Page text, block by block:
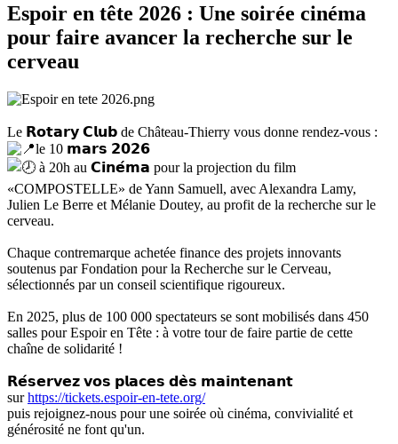
Espoir en tête 2026 : Une soirée cinéma
pour faire avancer la recherche sur le
cerveau
Le 𝗥𝗼𝘁𝗮𝗿𝘆 𝗖𝗹𝘂𝗯 de Château-Thierry vous donne rendez-vous :
le 10 𝗺𝗮𝗿𝘀 𝟮𝟬𝟮𝟲
à 20h au 𝗖𝗶𝗻𝗲́𝗺𝗮 pour la projection du film
«COMPOSTELLE» de Yann Samuell, avec Alexandra Lamy,
Julien Le Berre et Mélanie Doutey, au profit de la recherche sur le
cerveau.
Chaque contremarque achetée finance des projets innovants
soutenus par Fondation pour la Recherche sur le Cerveau,
sélectionnés par un conseil scientifique rigoureux.
En 2025, plus de 100 000 spectateurs se sont mobilisés dans 450
salles pour Espoir en Tête : à votre tour de faire partie de cette
chaîne de solidarité !
𝗥𝗲́𝘀𝗲𝗿𝘃𝗲𝘇 𝘃𝗼𝘀 𝗽𝗹𝗮𝗰𝗲𝘀 𝗱𝗲̀𝘀 𝗺𝗮𝗶𝗻𝘁𝗲𝗻𝗮𝗻𝘁
surhttps://tickets.espoir-en-tete.org/
puis rejoignez-nous pour une soirée où cinéma, convivialité et
générosité ne font qu'un.